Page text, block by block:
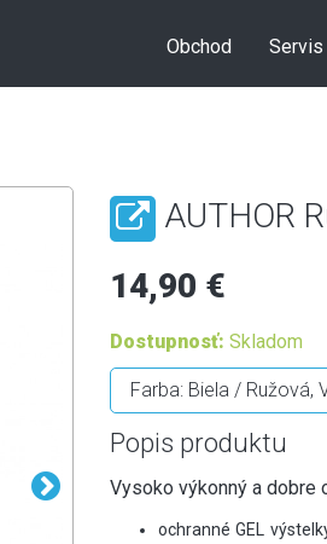
Obchod Servis
AUTHOR
14,90 €
Dostupnosť: Skladom
Popis produktu
Vysoko výkonný a dobre
ochranné GEL